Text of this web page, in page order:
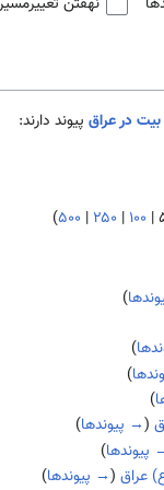
در عراق پیوند دارند:
| ۱۰۰ | ۲۵۰ | ۵۰۰)
)
)
)
)
(→ پیوندها)
پیوندها)
عراق (→ پیوندها)